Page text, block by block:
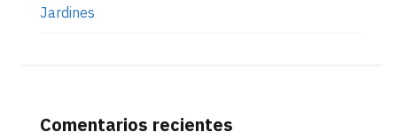
Jardines
Comentarios recientes